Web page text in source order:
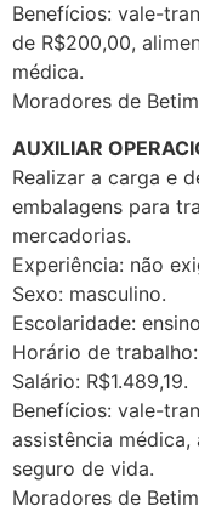
Benefícios: vale-
de R$200,00,
médica.
Moradores de
AUXILIAR
Realizar a carga e
embalagens para
mercadorias.
Experiência: não
Sexo: masculino.
Escolaridade:
Horário de
Salário: R$1.489,19.
Benefícios: vale-
assistência
seguro de vida.
Moradores de